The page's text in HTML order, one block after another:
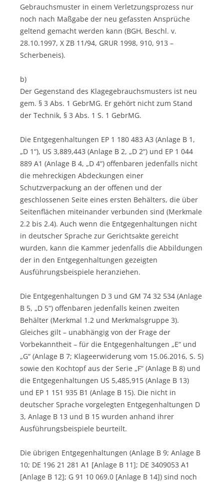
Gebrauchsmuster in einem Verletzungsprozess nur
noch nach Maßgabe der neu gefassten Ansprüche
geltend gemacht werden kann (BGH, Beschl. v.
28.10.1997, X ZB 11/94, GRUR 1998, 910, 913 –
Scherbeneis).
b)
Der Gegenstand des Klagegebrauchsmusters ist neu
gem. § 3 Abs. 1 GebrMG. Er gehört nicht zum Stand
der Technik, § 3 Abs. 1 S. 1 GebrMG.
Die Entgegenhaltungen EP 1 180 483 A3 (Anlage B 1,
„D 1“), US 3,889,443 (Anlage B 2, „D 2“) und EP 1 044
889 A1 (Anlage B 4, „D 4“) offenbaren jedenfalls nicht
die mehreckigen Abdeckungen einer
Schutzverpackung an der offenen und der
geschlossenen Seite eines ersten Behälters, die über
Seitenflächen miteinander verbunden sind (Merkmale
2.2 bis 2.4). Auch wenn die Entgegenhaltungen nicht
in deutscher Sprache zur Gerichtsakte gereicht
wurden, kann die Kammer jedenfalls die Abbildungen
der in den Entgegenhaltungen gezeigten
Ausführungsbeispiele heranziehen.
Die Entgegenhaltungen D 3 und GM 74 32 534 (Anlage
B 5, „D 5“) offenbaren jedenfalls keinen zweiten
Behälter (Merkmal 1.2 und Merkmalsgruppe 3).
Gleiches gilt – unabhängig von der Frage der
Vorbekanntheit – für die Entgegenhaltungen „E“ und
„G“ (Anlage B 7; Klageerwiderung vom 15.06.2016, S. 5)
sowie den Kochtopf aus der Serie „F“ (Anlage B 8) und
die Entgegenhaltungen US 5,485,915 (Anlage B 13)
und EP 1 151 935 B1 (Anlage B 15). Die nicht in
deutscher Sprache vorgelegten Entgegenhaltungen D
3, Anlage B 13 und B 15 wurden anhand ihrer
Ausführungsbeispiele beurteilt.
Die übrigen Entgegenhaltungen (Anlage B 9; Anlage B
10; DE 196 21 281 A1 [Anlage B 11]; DE 3409053 A1
[Anlage B 12]; G 91 10 069.0 [Anlage B 14]) sind noch